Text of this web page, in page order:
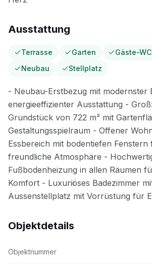
Ausstattung
Terrasse Garten Gäste-WC
Neubau
Stellplatz
Objektdetails
Objektnummer